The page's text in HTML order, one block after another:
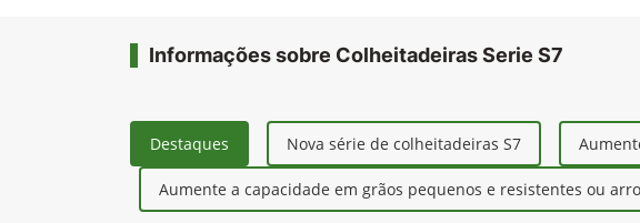
Informações sobre Colheitadeiras Serie S7
Destaques Nova série de colheitadeiras S7
Aumente a capacidade em grãos pequenos e resistentes ou